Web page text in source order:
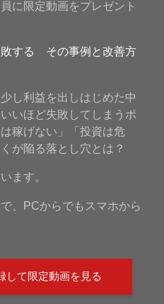
に限定動画をプレゼント
敗する その事例と改善方
し利益を出しはじめた中
いほど失敗してしまうポ
稼げない」「投資は危
が陥る落とし穴とは？
ます。
、PCからでもスマホから
して限定動画を見る